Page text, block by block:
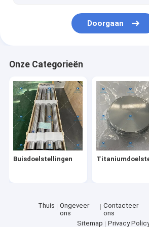
Doorgaan
Onze Categorieën
Buisdoelstellingen
Thuis
Ongeveer
ons
Contacteer
ons
Sitemap
Privacy